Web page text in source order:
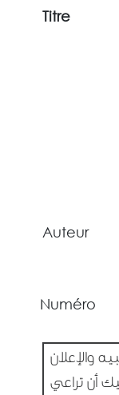
Titre
Auteur
Numéro
والإعلان
أن تراعي